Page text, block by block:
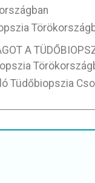
A
Tüdőbiopszia